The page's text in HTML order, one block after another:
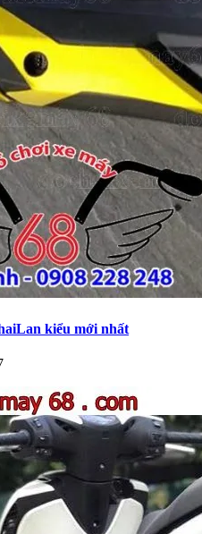
kiểu mới nhất